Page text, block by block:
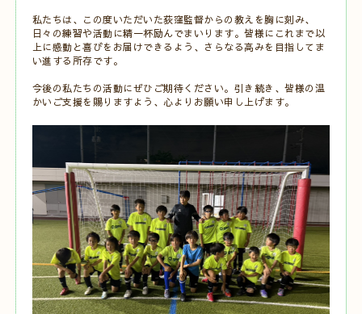
私たちは、この度いただいた荻窪監督からの教えを胸に刻み、
日々の練習や活動に精一杯励んでまいります。皆様にこれまで以
上に感動と喜びをお届けできるよう、さらなる高みを目指してま
い進する所存です。
今後の私たちの活動にぜひご期待ください。引き続き、皆様の温
かいご支援を賜りますよう、心よりお願い申し上げます。